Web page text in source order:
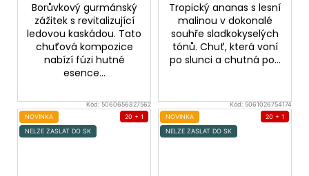
Borůvkový gurmánský
zážitek s revitalizující
ledovou kaskádou. Tato
chuťová kompozice
nabízí fúzi hutné
esence...
Tropický ananas s lesní
malinou v dokonalé
souhře sladkokyselých
tónů. Chuť, která voní
po slunci a chutná po...
Kód:5060656827562
NOVINKA
NELZE ZASLAT DO SK
20 + 1
Kód:5061026754174
NOVINKA
NELZE ZASLAT DO SK
20 + 1